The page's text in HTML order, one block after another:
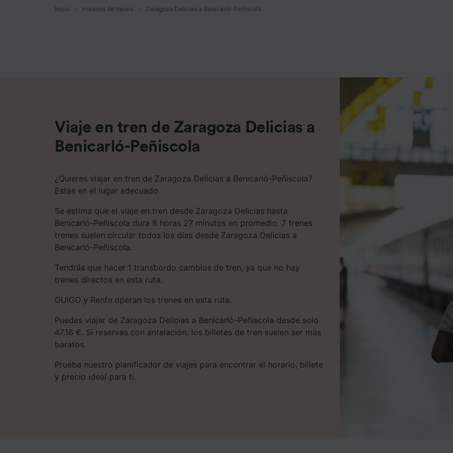
Inicio Horarios de trenes Zaragoza Delicias a Benicarló-Peñiscola
Viaje en tren de Zaragoza Delicias a
Benicarló-Peñiscola
¿Quieres viajar en tren de Zaragoza Delicias a Benicarló-Peñiscola?
Estás en el lugar adecuado.
Se estima que el viaje en tren desde Zaragoza Delicias hasta
Benicarló-Peñiscola dura 8 horas 27 minutos en promedio. 7 trenes
trenes suelen circular todos los días desde Zaragoza Delicias a
Benicarló-Peñiscola.
Tendrás que hacer 1 transbordo cambios de tren, ya que no hay
trenes directos en esta ruta.
OUIGO y Renfe operan los trenes en esta ruta.
Puedes viajar de Zaragoza Delicias a Benicarló-Peñiscola desde solo
47.16 €. Si reservas con antelación, los billetes de tren suelen ser más
baratos.
Prueba nuestro planificador de viajes para encontrar el horario, billete
y precio ideal para ti.
Lista de asociados (proveedores)